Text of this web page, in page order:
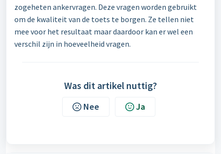
zogeheten ankervragen. Deze vragen worden gebruikt
om de kwaliteit van de toets te borgen. Ze tellen niet
mee voor het resultaat maar daardoor kan er wel een
verschil zijn in hoeveelheid vragen.
Was dit artikel nuttig?
Nee Ja